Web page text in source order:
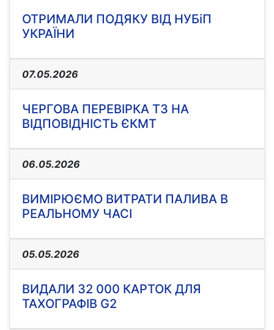
ОТРИМАЛИ ПОДЯКУ ВІД НУБіП
УКРАЇНИ
07.05.2026
ЧЕРГОВА ПЕРЕВІРКА ТЗ НА
ВІДПОВІДНІСТЬ ЄКМТ
06.05.2026
ВИМІРЮЄМО ВИТРАТИ ПАЛИВА В
РЕАЛЬНОМУ ЧАСІ
05.05.2026
ВИДАЛИ 32 000 КАРТОК ДЛЯ
ТАХОГРАФІВ G2